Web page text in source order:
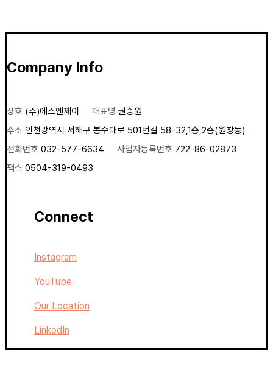
Company Info
상호 (주)에스엔제이 대표명 권승원
주소 인천광역시 서해구 봉수대로 501번길 58-32,1층,2층(원창동)
전화번호 032-577-6634 사업자등록번호 722-86-02873
팩스 0504-319-0493
Connect
Instagram
YouTube
Our Location
LinkedIn